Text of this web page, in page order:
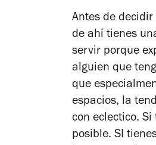
Antes de
de ahí tienes
servir porque
alguien que
que
espacios, la
con eclectico.
posible. SI